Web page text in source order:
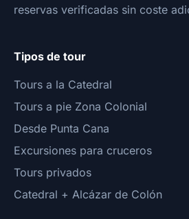
reservas verificadas sin coste
Tipos de tour
Tours a la Catedral
Tours a pie Zona Colonial
Desde Punta Cana
Excursiones para cruceros
Tours privados
Catedral + Alcázar de Colón